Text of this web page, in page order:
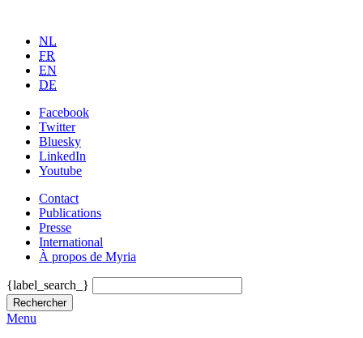
NL
FR
EN
DE
Facebook
Twitter
Bluesky
LinkedIn
Youtube
Contact
Publications
Presse
International
À propos de Myria
{label_search_}
Rechercher
Menu